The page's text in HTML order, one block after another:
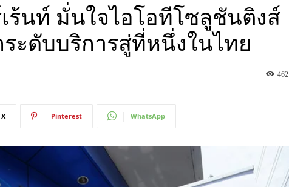
ร้นท์ มั่นใจไอโอทีโซลูชันติงส์
ะดับบริการสู่ที่หนึ่งในไทย
462
X Pinterest WhatsApp